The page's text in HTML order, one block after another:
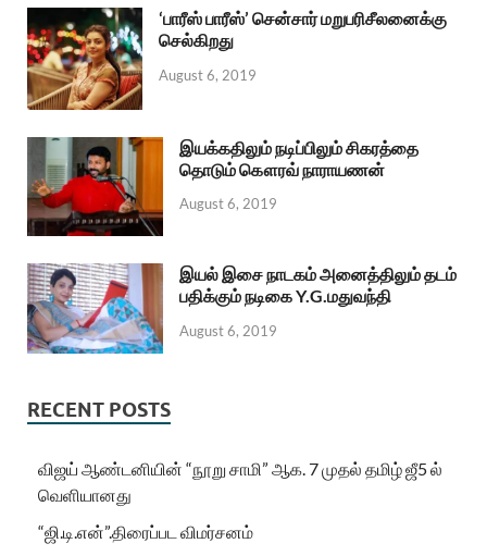
‘பாரீஸ் பாரீஸ்’ சென்சார் மறுபரிசீலனைக்கு
செல்கிறது
August 6, 2019
இயக்கதிலும் நடிப்பிலும் சிகரத்தை
தொடும் கௌரவ் நாராயணன்
August 6, 2019
இயல் இசை நாடகம் அனைத்திலும் தடம்
பதிக்கும் நடிகை Y.G.மதுவந்தி
August 6, 2019
RECENT POSTS
விஜய் ஆண்டனியின் “நூறு சாமி” ஆக. 7 முதல் தமிழ் ஜீ5 ல்
வெளியானது
“ஜி.டி.என்”.திரைப்பட விமர்சனம்